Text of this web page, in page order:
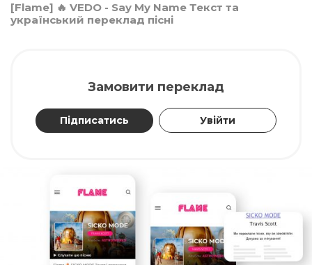
[Flame] 🔥 VEDO - Say My Name Текст та
український переклад пісні
Замовити переклад
Підписатись Увійти